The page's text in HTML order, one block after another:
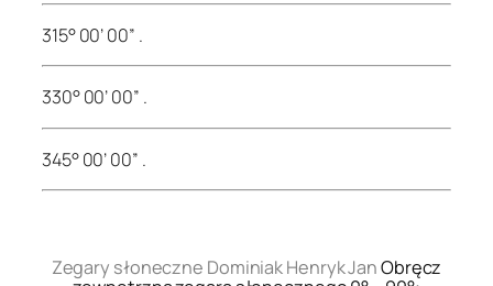
315° 00’ 00” .
330° 00’ 00” .
345° 00’ 00” .
Zegary słoneczne Dominiak Henryk JanObręcz